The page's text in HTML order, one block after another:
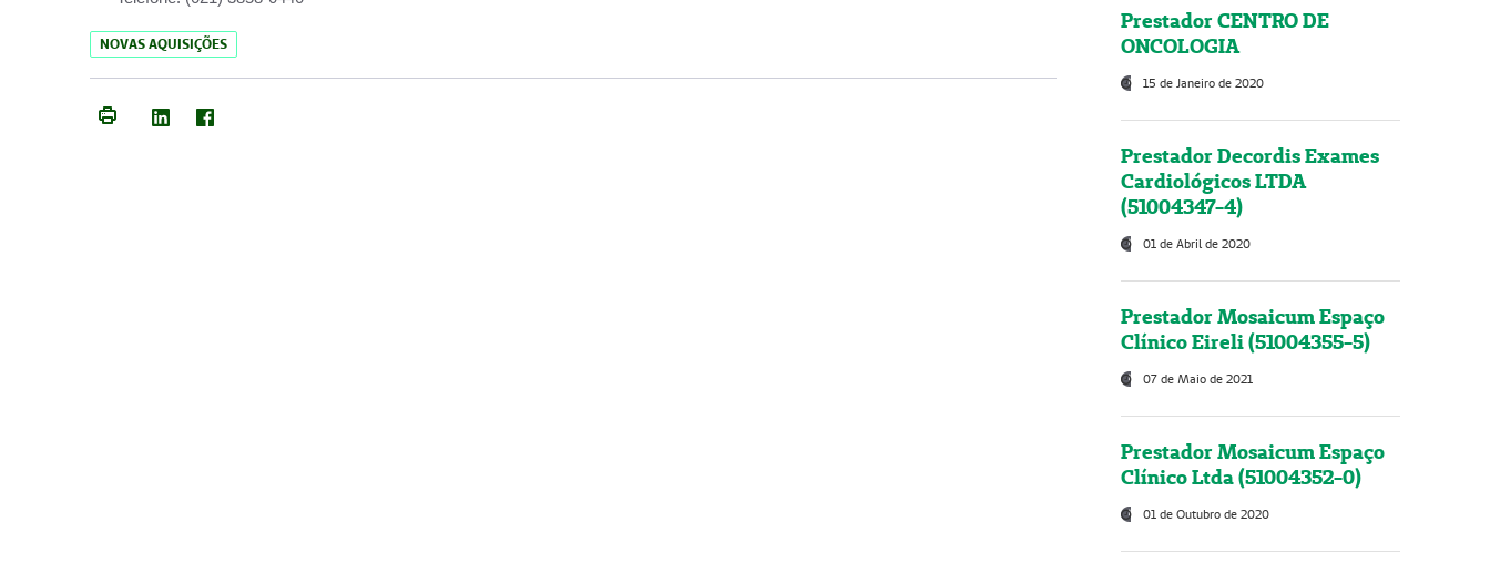
NOVAS AQUISIÇÕES
Prestador CENTRO DE
ONCOLOGIA
15 de Janeiro de 2020
Prestador Decordis Exames
Cardiológicos LTDA
(51004347-4)
01 de Abril de 2020
Prestador Mosaicum Espaço
Clínico Eireli (51004355-5)
07 de Maio de 2021
Prestador Mosaicum Espaço
Clínico Ltda (51004352-0)
01 de Outubro de 2020